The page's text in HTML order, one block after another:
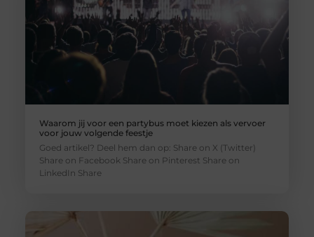
Waarom jij voor een partybus moet kiezen als vervoer
voor jouw volgende feestje
Goed artikel? Deel hem dan op: Share on X (Twitter)
Share on Facebook Share on Pinterest Share on
LinkedIn Share